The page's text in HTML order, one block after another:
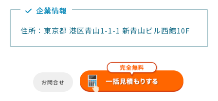
企業情報
住所：東京都 港区青山1-1-1 新青山ビル西館10F
お問合せ